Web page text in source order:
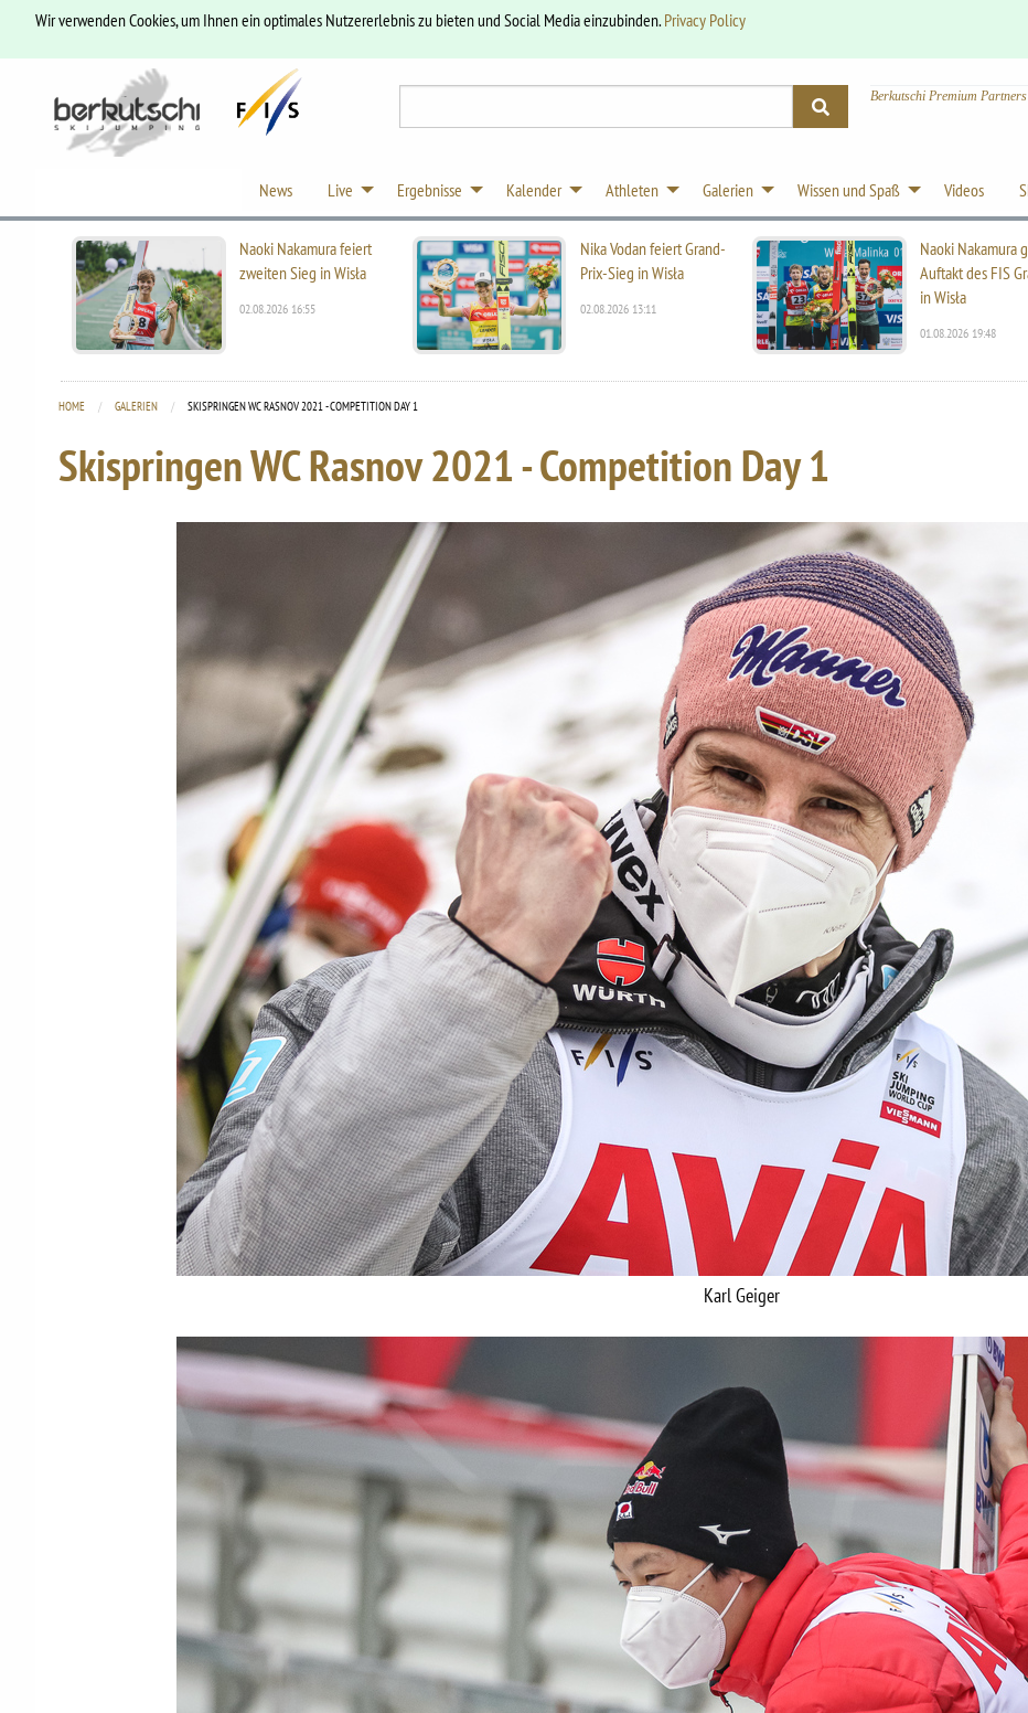
Wir verwenden Cookies, um Ihnen ein optimales Nutzererlebnis zu bieten und Social Media einzubinden.Privacy Policy
Berkutschi Premium Partners
News Live Ergebnisse Kalender Athleten Galerien Wissen und Spaß Videos
Naoki Nakamura feiert
zweiten Sieg in Wisła
02.08.2026 16:55
Nika Vodan feiert Grand-
Prix-Sieg in Wisła
02.08.2026 13:11
Naoki Nakamura
Auftakt des FIS
in Wisła
01.08.2026 19:48
HOME GALERIEN CURRENT:
SKISPRINGEN WC RASNOV 2021 - COMPETITION DAY 1
Skispringen WC Rasnov 2021 - Competition Day 1
Karl Geiger